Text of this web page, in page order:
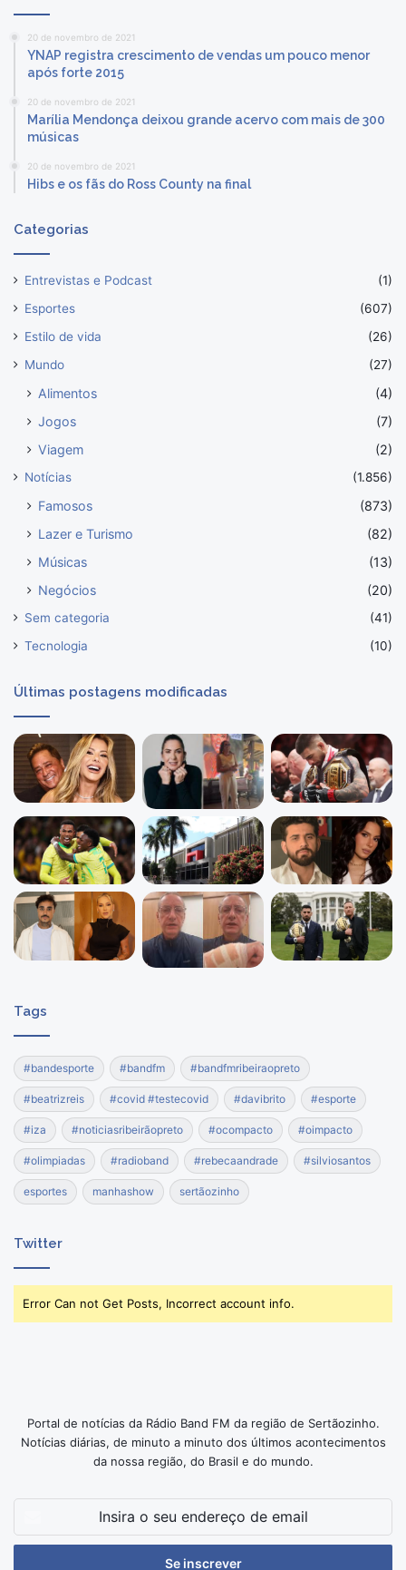
20 de novembro de 2021
YNAP registra crescimento de vendas um pouco menor
após forte 2015
20 de novembro de 2021
Marília Mendonça deixou grande acervo com mais de 300
músicas
20 de novembro de 2021
Hibs e os fãs do Ross County na final
Categorias
Entrevistas e Podcast
(1)
Esportes
(607)
Estilo de vida
(26)
Mundo
(27)
Alimentos
(4)
Jogos
(7)
Viagem
(2)
Notícias (1.856)
Famosos
(873)
Lazer e Turismo
(82)
Músicas
(13)
Negócios
(20)
Sem categoria
(41)
Tecnologia
(10)
Últimas postagens modificadas
Tags
#bandesporte #bandfm #bandfmribeiraopreto
#beatrizreis #covid #testecovid #davibrito #esporte
#iza #noticiasribeirãopreto #ocompacto #oimpacto
#olimpiadas #radioband #rebecaandrade #silviosantos
esportes manhashow sertãozinho
Twitter
Error Can not Get Posts, Incorrect account info.
Portal de notícias da Rádio Band FM da região de Sertãozinho.
Notícias diárias, de minuto a minuto dos últimos acontecimentos
da nossa região, do Brasil e do mundo.
seu